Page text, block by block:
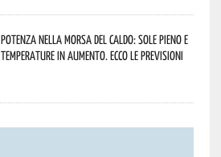
Potenza nella morsa del caldo: sole pieno e
temperature in aumento. Ecco le previsioni